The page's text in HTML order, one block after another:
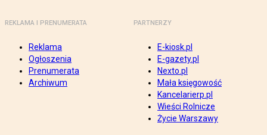
REKLAMA I PRENUMERATA
Reklama
Ogłoszenia
Prenumerata
Archiwum
PARTNERZY
E-kiosk.pl
E-gazety.pl
Nexto.pl
Mała księgowość
Kancelarierp.pl
Wieści Rolnicze
Życie Warszawy